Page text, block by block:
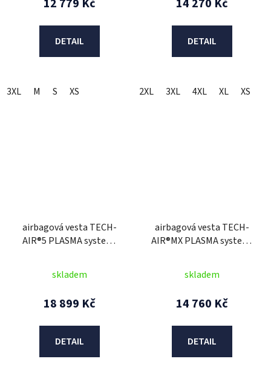
12 779 Kč
DETAIL
3XL M S XS
14 270 Kč
DETAIL
2XL 3XL 4XL XL XS
airbagová vesta TECH-
AIR®5 PLASMA system,
skladem
18 899 Kč
DETAIL
airbagová vesta TECH-
AIR®MX PLASMA system,
skladem
14 760 Kč
DETAIL